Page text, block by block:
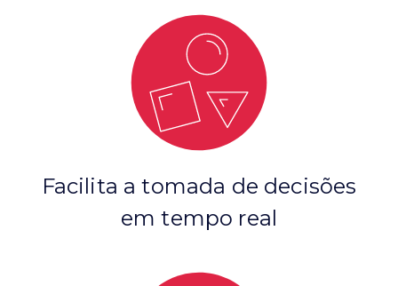
Facilita a tomada de decisões
em tempo real